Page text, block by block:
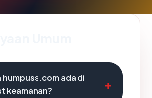
humpuss.com ada di
keamanan?